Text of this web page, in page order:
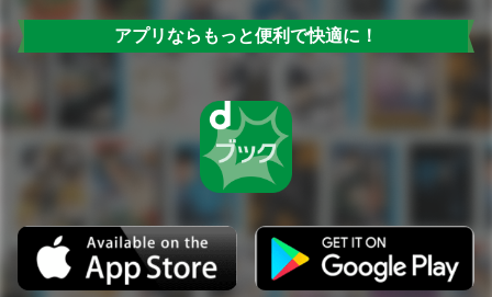
アプリならもっと便利で快適に！